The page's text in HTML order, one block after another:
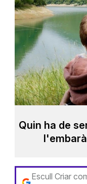
Quin ha de
Escull Criar